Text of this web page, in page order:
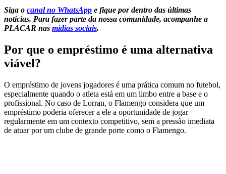
Siga o canal no WhatsApp e fique por dentro das últimas
notícias. Para fazer parte da nossa comunidade, acompanhe a
PLACAR nas mídias sociais.
Por que o empréstimo é uma alternativa
viável?
O empréstimo de jovens jogadores é uma prática comum no futebol,
especialmente quando o atleta está em um limbo entre a base e o
profissional. No caso de Lorran, o Flamengo considera que um
empréstimo poderia oferecer a ele a oportunidade de jogar
regularmente em um contexto competitivo, sem a pressão imediata
de atuar por um clube de grande porte como o Flamengo.